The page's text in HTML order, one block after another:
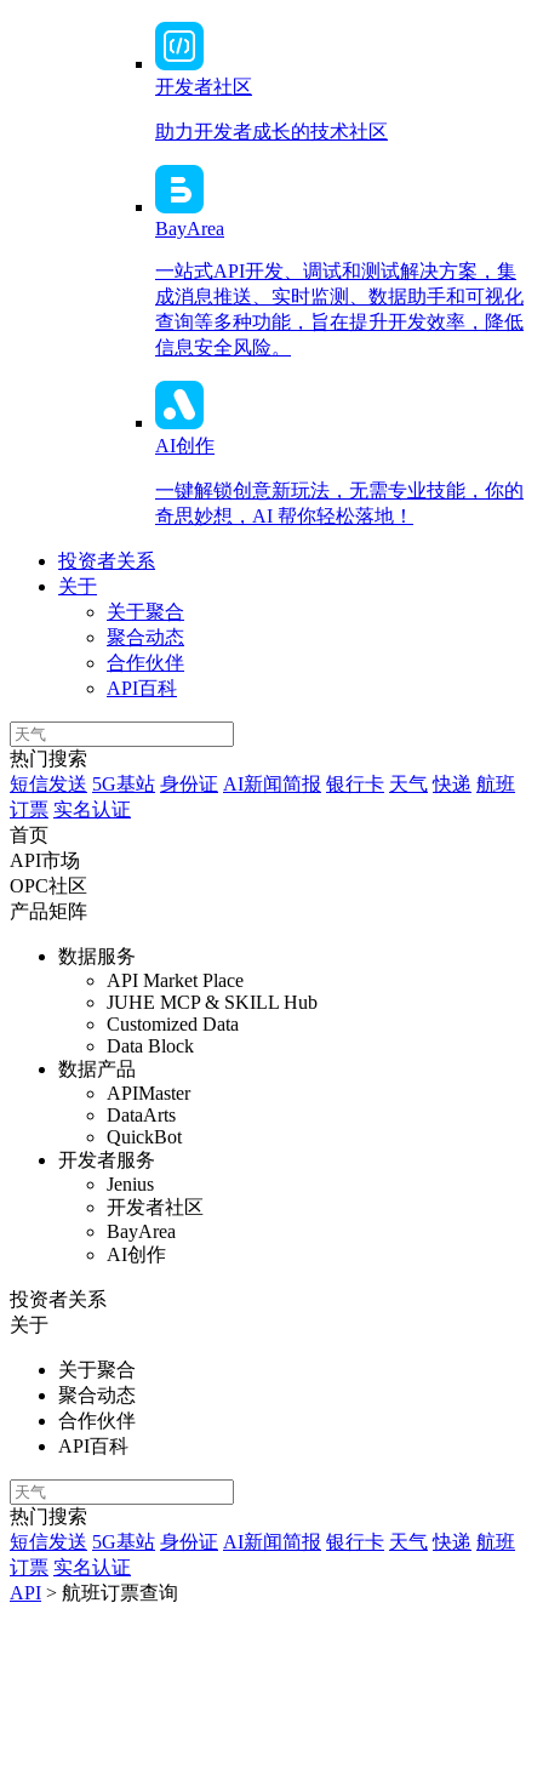
开发者社区
助力开发者成长的技术社区
BayArea
一站式API开发、调试和测试解决方案，集
成消息推送、实时监测、数据助手和可视化
查询等多种功能，旨在提升开发效率，降低
信息安全风险。
AI创作
一键解锁创意新玩法，无需专业技能，你的
奇思妙想，AI 帮你轻松落地！
投资者关系
关于
关于聚合
聚合动态
合作伙伴
API百科
热门搜索
短信发送 5G基站 身份证 AI新闻简报 银行卡 天气 快递 航班
订票 实名认证
首页
API市场
OPC社区
产品矩阵
数据服务
API Market Place
JUHE MCP & SKILL Hub
Customized Data
Data Block
数据产品
APIMaster
DataArts
QuickBot
开发者服务
Jenius
开发者社区
BayArea
AI创作
投资者关系
关于
关于聚合
聚合动态
合作伙伴
API百科
热门搜索
短信发送 5G基站 身份证 AI新闻简报 银行卡 天气 快递 航班
订票 实名认证
API > 航班订票查询